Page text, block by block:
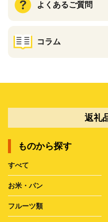
よくあるご質問
コラム
返礼
ものから探す
すべて
お米・パン
フルーツ類